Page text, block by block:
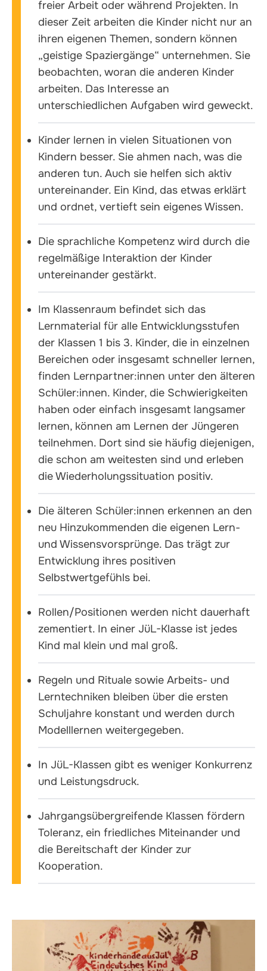
freier Arbeit oder während Projekten. In
dieser Zeit arbeiten die Kinder nicht nur an
ihren eigenen Themen, sondern können
„geistige Spaziergänge“ unternehmen. Sie
beobachten, woran die anderen Kinder
arbeiten. Das Interesse an
unterschiedlichen Aufgaben wird geweckt.
Kinder lernen in vielen Situationen von
Kindern besser. Sie ahmen nach, was die
anderen tun. Auch sie helfen sich aktiv
untereinander. Ein Kind, das etwas erklärt
und ordnet, vertieft sein eigenes Wissen.
Die sprachliche Kompetenz wird durch die
regelmäßige Interaktion der Kinder
untereinander gestärkt.
Im Klassenraum befindet sich das
Lernmaterial für alle Entwicklungsstufen
der Klassen 1 bis 3. Kinder, die in einzelnen
Bereichen oder insgesamt schneller lernen,
finden Lernpartner:innen unter den älteren
Schüler:innen. Kinder, die Schwierigkeiten
haben oder einfach insgesamt langsamer
lernen, können am Lernen der Jüngeren
teilnehmen. Dort sind sie häufig diejenigen,
die schon am weitesten sind und erleben
die Wiederholungssituation positiv.
Die älteren Schüler:innen erkennen an den
neu Hinzukommenden die eigenen Lern-
und Wissensvorsprünge. Das trägt zur
Entwicklung ihres positiven
Selbstwertgefühls bei.
Rollen/Positionen werden nicht dauerhaft
zementiert. In einer JüL-Klasse ist jedes
Kind mal klein und mal groß.
Regeln und Rituale sowie Arbeits- und
Lerntechniken bleiben über die ersten
Schuljahre konstant und werden durch
Modelllernen weitergegeben.
In JüL-Klassen gibt es weniger Konkurrenz
und Leistungsdruck.
Jahrgangsübergreifende Klassen fördern
Toleranz, ein friedliches Miteinander und
die Bereitschaft der Kinder zur
Kooperation.